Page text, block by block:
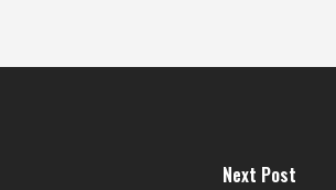
Next Post